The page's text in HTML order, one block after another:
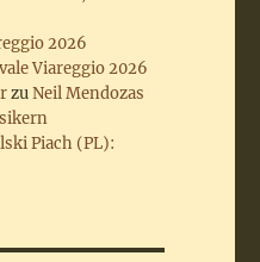
2026
Viareggio 2026
zuNeil Mendozas
Piach (PL):